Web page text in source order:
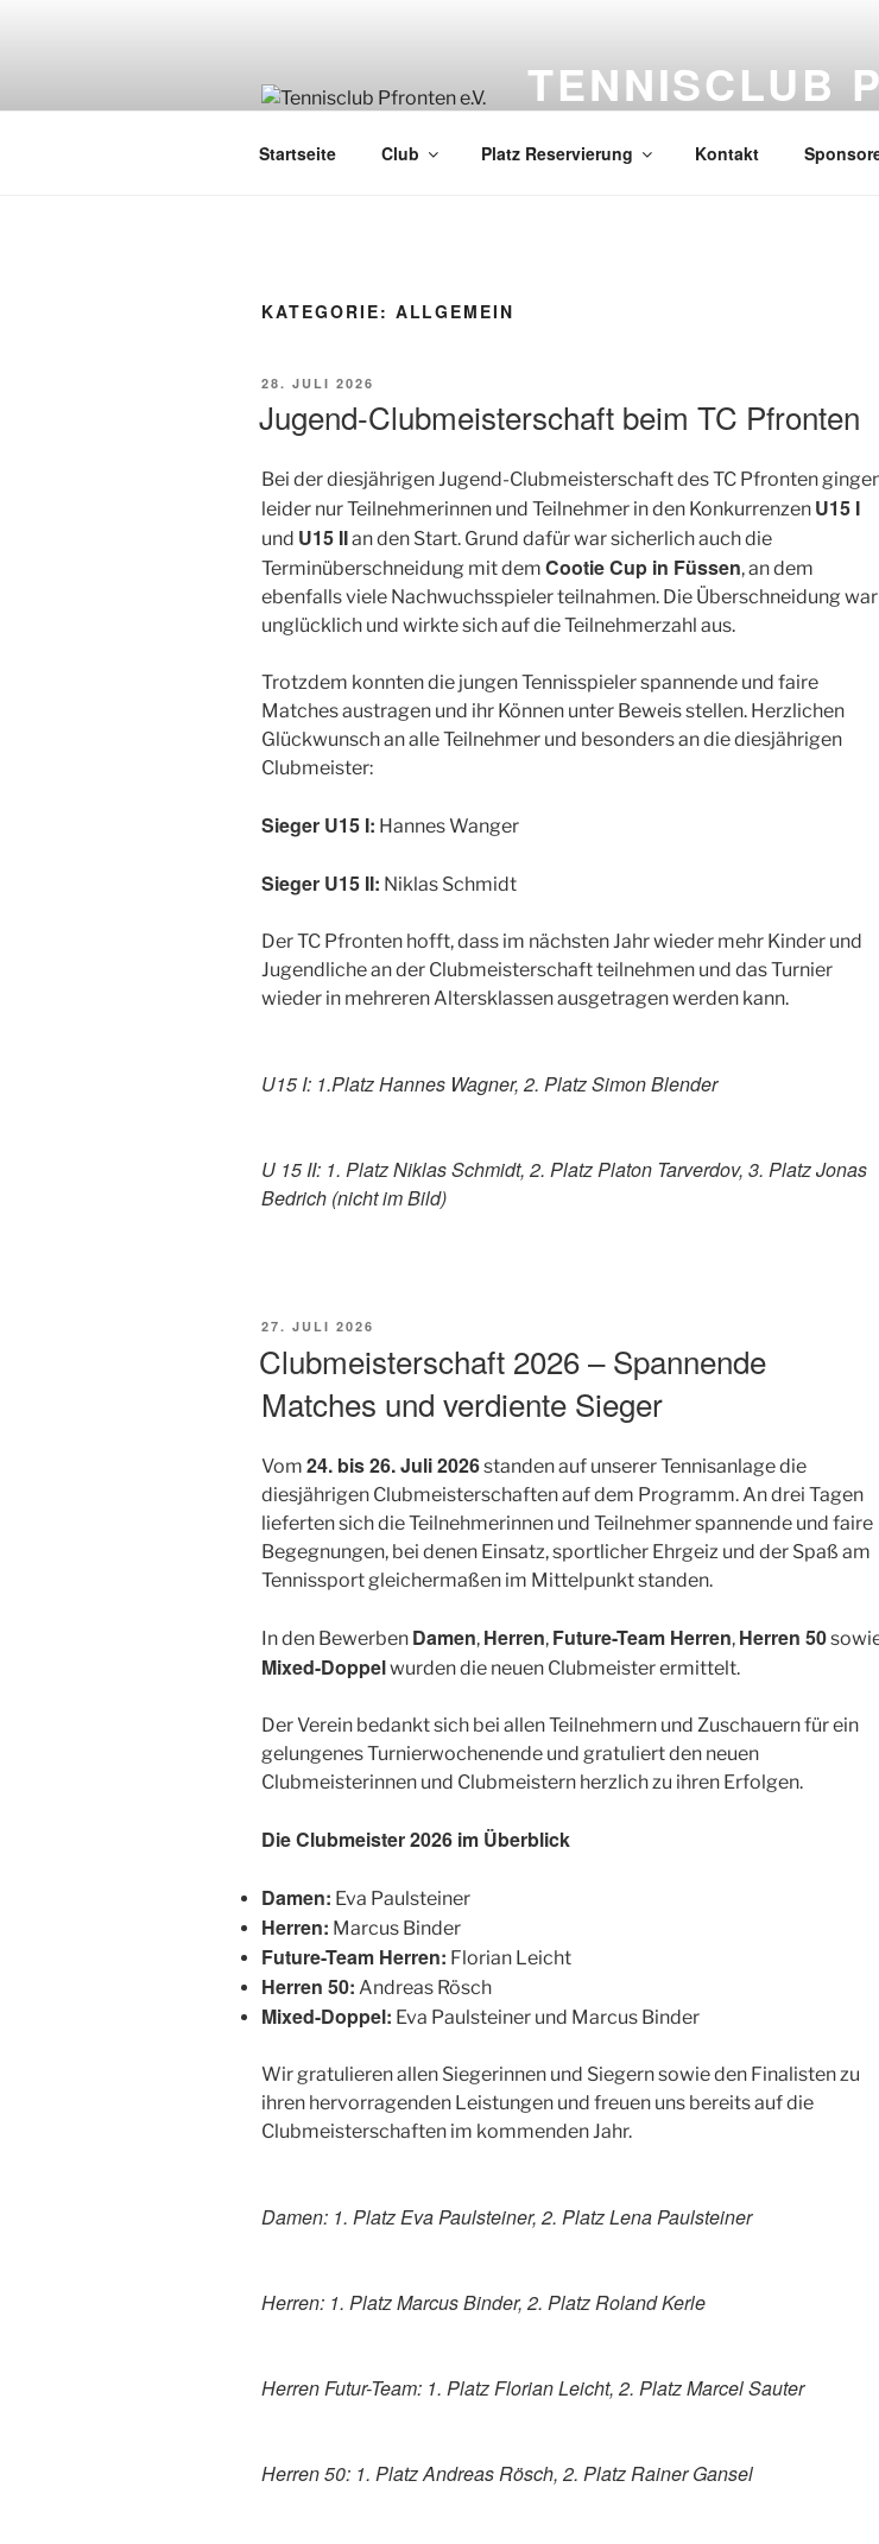
TENNISCLUB
Startseite Club Platz Reservierung Kontakt
KATEGORIE: ALLGEMEIN
VERÖFFENTLICHT
28. JULI 2026
Jugend-Clubmeisterschaft beim TC Pfronten
Bei der diesjährigen Jugend-Clubmeisterschaft des TC Pfronten
leider nur Teilnehmerinnen und Teilnehmer in den Konkurrenzen U15 I
und U15 IIan den Start. Grund dafür war sicherlich auch die
Terminüberschneidung mit dem Cootie Cup in Füssen, an dem
ebenfalls viele Nachwuchsspieler teilnahmen. Die Überschneidung war
unglücklich und wirkte sich auf die Teilnehmerzahl aus.
Trotzdem konnten die jungen Tennisspieler spannende und faire
Matches austragen und ihr Können unter Beweis stellen. Herzlichen
Glückwunsch an alle Teilnehmer und besonders an die diesjährigen
Clubmeister:
Sieger U15 I: Hannes Wanger
Sieger U15 II: Niklas Schmidt
Der TC Pfronten hofft, dass im nächsten Jahr wieder mehr Kinder und
Jugendliche an der Clubmeisterschaft teilnehmen und das Turnier
wieder in mehreren Altersklassen ausgetragen werden kann.
U15 I: 1.Platz Hannes Wagner, 2. Platz Simon Blender
U 15 II: 1. Platz Niklas Schmidt, 2. Platz Platon Tarverdov, 3. Platz Jonas
Bedrich (nicht im Bild)
VERÖFFENTLICHT
27. JULI 2026
Clubmeisterschaft 2026 – Spannende
Matches und verdiente Sieger
Vom 24. bis 26. Juli 2026standen auf unserer Tennisanlage die
diesjährigen Clubmeisterschaften auf dem Programm. An drei Tagen
lieferten sich die Teilnehmerinnen und Teilnehmer spannende und faire
Begegnungen, bei denen Einsatz, sportlicher Ehrgeiz und der Spaß am
Tennissport gleichermaßen im Mittelpunkt standen.
In den Bewerben Damen, Herren, Future-Team Herren, Herren 50
Mixed-Doppelwurden die neuen Clubmeister ermittelt.
Der Verein bedankt sich bei allen Teilnehmern und Zuschauern für ein
gelungenes Turnierwochenende und gratuliert den neuen
Clubmeisterinnen und Clubmeistern herzlich zu ihren Erfolgen.
Die Clubmeister 2026 im Überblick
Damen: Eva Paulsteiner
Herren: Marcus Binder
Future-Team Herren: Florian Leicht
Herren 50: Andreas Rösch
Mixed-Doppel: Eva Paulsteiner und Marcus Binder
Wir gratulieren allen Siegerinnen und Siegern sowie den Finalisten zu
ihren hervorragenden Leistungen und freuen uns bereits auf die
Clubmeisterschaften im kommenden Jahr.
Damen: 1. Platz Eva Paulsteiner, 2. Platz Lena Paulsteiner
Herren: 1. Platz Marcus Binder, 2. Platz Roland Kerle
Herren Futur-Team: 1. Platz Florian Leicht, 2. Platz Marcel Sauter
Herren 50: 1. Platz Andreas Rösch, 2. Platz Rainer Gansel